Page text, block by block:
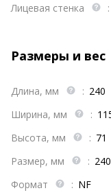
Лицевая стенка
:
Размеры и вес
Длина, мм : 240
Ширина, мм
:
Высота, мм
: 71
Размер, мм
:
Формат
: NF